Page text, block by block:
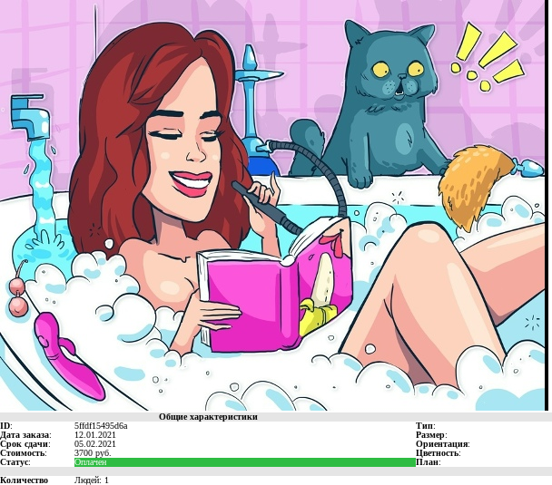
Общие характеристики
ID: 5ffdf15495d6a Тип:
Дата заказа: 12.01.2021 Размер:
Срок сдачи: 05.02.2021 Ориентация:
Стоимость: 3700 руб. Цветность:
Статус: Оплачен План:
Количество
Людей: 1